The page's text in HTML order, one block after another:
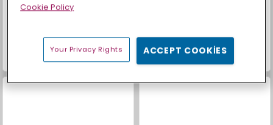
Farm Merge Valley
Cookie Policy
Your Privacy Rights ACCEPT COOKIES